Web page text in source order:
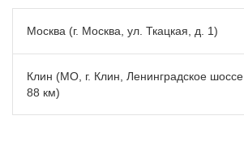
Москва (г. Москва, ул. Ткацкая, д. 1)
Клин (МО, г. Клин, Ленинградское шоссе
88 км)